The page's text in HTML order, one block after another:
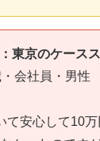
東京のケースス
会社員・男性
て安心して10